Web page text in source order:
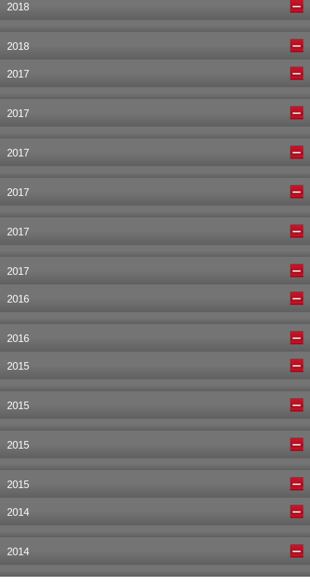
2018
2018
2017
2017
2017
2017
2017
2017
2016
2016
2015
2015
2015
2015
2014
2014